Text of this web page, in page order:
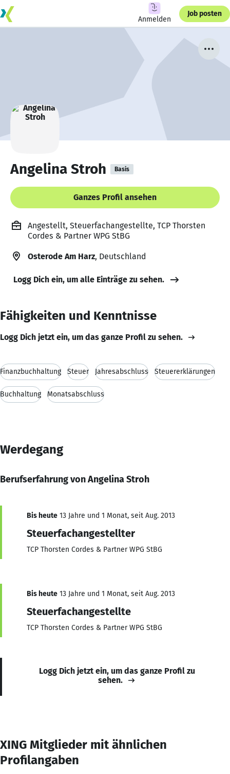
Anmelden
Job posten
Angelina Stroh Basis
Ganzes Profil ansehen
Angestellt, Steuerfachangestellte, TCP Thorsten
Cordes & Partner WPG StBG
Osterode Am Harz, Deutschland
Logg Dich ein, um alle Einträge zu sehen.
Fähigkeiten und Kenntnisse
Logg Dich jetzt ein, um das ganze Profil zu sehen.
Finanzbuchhaltung Steuer Jahresabschluss Steuererklärungen
Buchhaltung Monatsabschluss
Werdegang
Berufserfahrung von Angelina Stroh
Bis heute 13 Jahre und 1 Monat, seit Aug. 2013
Steuerfachangestellter
TCP Thorsten Cordes & Partner WPG StBG
Bis heute 13 Jahre und 1 Monat, seit Aug. 2013
Steuerfachangestellte
TCP Thorsten Cordes & Partner WPG StBG
Logg Dich jetzt ein, um das ganze Profil zu
sehen.
XING Mitglieder mit ähnlichen
Profilangaben